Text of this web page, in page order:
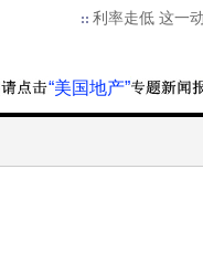
利率走低 这一
“美国地产”